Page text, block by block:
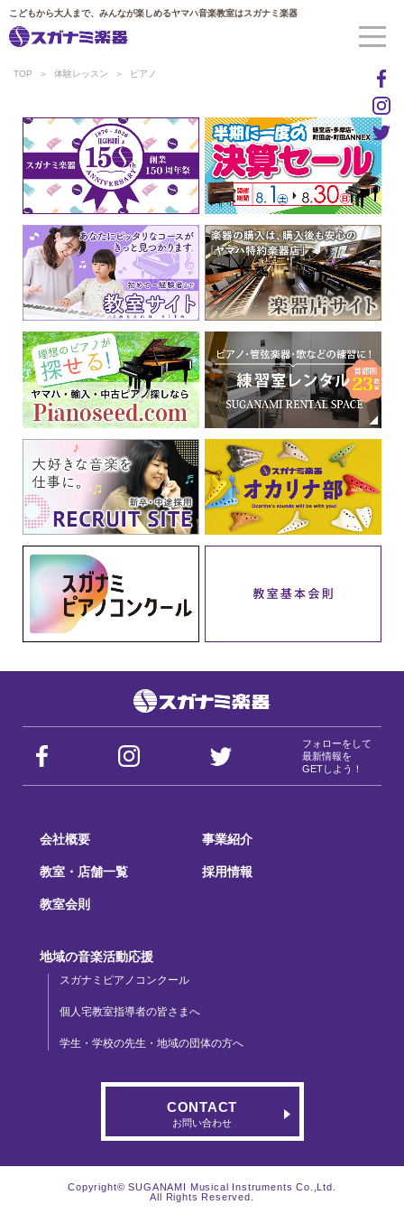
こどもから大人まで、みんなが楽しめるヤマハ音楽教室はスガナミ楽器
TOP 体験レッスン ピアノ
フォローをして
最新情報を
GETしよう！
会社概要 事業紹介
教室・店舗一覧 採用情報
教室会則
地域の音楽活動応援
スガナミピアノコンクール
個人宅教室指導者の皆さまへ
学生・学校の先生・地域の団体の方へ
CONTACT
お問い合わせ
Copyright© SUGANAMI Musical Instruments Co.,Ltd.
All Rights Reserved.